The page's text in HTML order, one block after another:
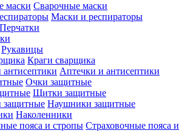
Сварочные маски
Маски и респираторы
Перчатки
Рукавицы
Краги сварщика
Аптечки и антисептики
Очки защитные
Щитки защитные
Наушники защитные
Наколенники
Страховочные пояса и